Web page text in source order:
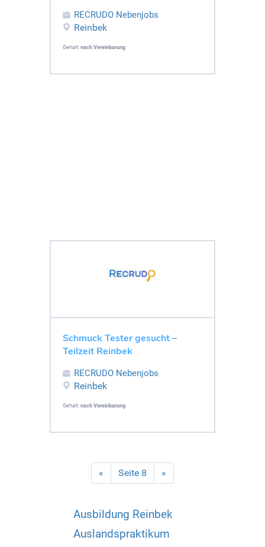
RECRUDO Nebenjobs
Reinbek
Gehalt: nach Vereinbarung
Schmuck Tester gesucht –
Teilzeit Reinbek
RECRUDO Nebenjobs
Reinbek
Gehalt: nach Vereinbarung
« Seite 8 »
Ausbildung Reinbek
Auslandspraktikum